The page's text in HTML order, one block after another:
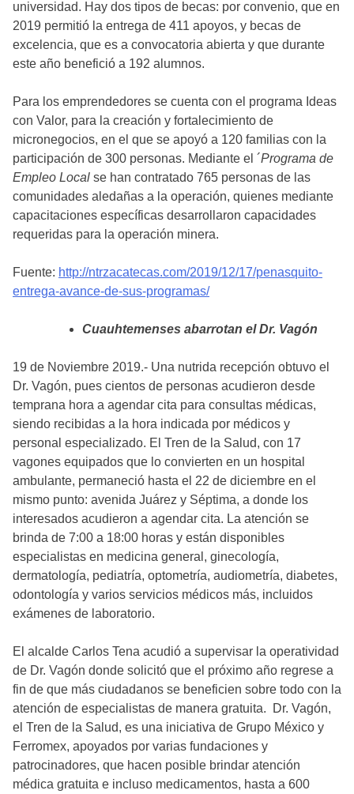
universidad. Hay dos tipos de becas: por convenio, que en
2019 permitió la entrega de 411 apoyos, y becas de
excelencia, que es a convocatoria abierta y que durante
este año benefició a 192 alumnos.
Para los emprendedores se cuenta con el programa Ideas
con Valor, para la creación y fortalecimiento de
micronegocios, en el que se apoyó a 120 familias con la
participación de 300 personas. Mediante el ´Programa de
Empleo Local se han contratado 765 personas de las
comunidades aledañas a la operación, quienes mediante
capacitaciones específicas desarrollaron capacidades
requeridas para la operación minera.
Fuente: http://ntrzacatecas.com/2019/12/17/penasquito-
entrega-avance-de-sus-programas/
Cuauhtemenses abarrotan el Dr. Vagón
19 de Noviembre 2019.- Una nutrida recepción obtuvo el
Dr. Vagón, pues cientos de personas acudieron desde
temprana hora a agendar cita para consultas médicas,
siendo recibidas a la hora indicada por médicos y
personal especializado. El Tren de la Salud, con 17
vagones equipados que lo convierten en un hospital
ambulante, permaneció hasta el 22 de diciembre en el
mismo punto: avenida Juárez y Séptima, a donde los
interesados acudieron a agendar cita. La atención se
brinda de 7:00 a 18:00 horas y están disponibles
especialistas en medicina general, ginecología,
dermatología, pediatría, optometría, audiometría, diabetes,
odontología y varios servicios médicos más, incluidos
exámenes de laboratorio.
El alcalde Carlos Tena acudió a supervisar la operatividad
de Dr. Vagón donde solicitó que el próximo año regrese a
fin de que más ciudadanos se beneficien sobre todo con la
atención de especialistas de manera gratuita. Dr. Vagón,
el Tren de la Salud, es una iniciativa de Grupo México y
Ferromex, apoyados por varias fundaciones y
patrocinadores, que hacen posible brindar atención
médica gratuita e incluso medicamentos, hasta a 600